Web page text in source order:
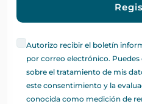
Autorizo recibir el boletín
por correo electrónico.
sobre el tratamiento de mis
este consentimiento y la
conocida como medición de